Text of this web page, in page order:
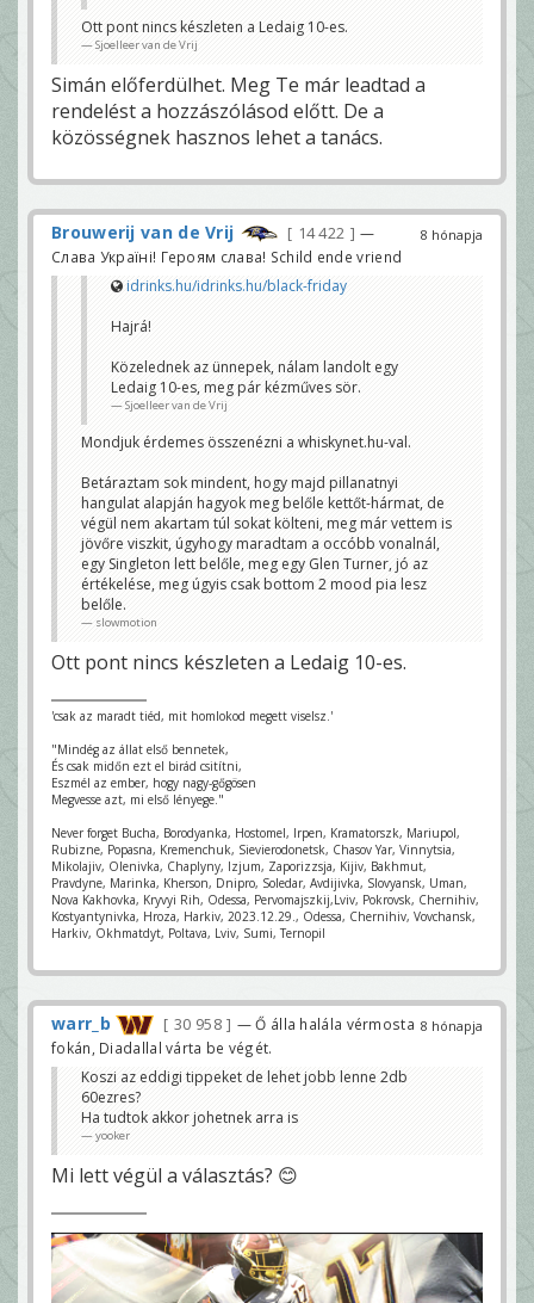
Ott pont nincs készleten a Ledaig 10-es.
Sjoelleer van de Vrij
Simán előferdülhet. Meg Te már leadtad a
rendelést a hozzászólásod előtt. De a
közösségnek hasznos lehet a tanács.
8 hónapja
Brouwerij van de Vrij 14 422
—
Слава Україні! Героям слава! Schild ende vriend
idrinks.hu/idrinks.hu/black-friday
Hajrá!
Közelednek az ünnepek, nálam landolt egy
Ledaig 10-es, meg pár kézműves sör.
Sjoelleer van de Vrij
Mondjuk érdemes összenézni a whiskynet.hu-val.
Betáraztam sok mindent, hogy majd pillanatnyi
hangulat alapján hagyok meg belőle kettőt-hármat, de
végül nem akartam túl sokat költeni, meg már vettem is
jövőre viszkit, úgyhogy maradtam a occóbb vonalnál,
egy Singleton lett belőle, meg egy Glen Turner, jó az
értékelése, meg úgyis csak bottom 2 mood pia lesz
belőle.
slowmotion
Ott pont nincs készleten a Ledaig 10-es.
'csak az maradt tiéd, mit homlokod megett viselsz.'
"Mindég az állat első bennetek,
És csak midőn ezt el birád csitítni,
Eszmél az ember, hogy nagy-gőgösen
Megvesse azt, mi első lényege."
Never forget Bucha, Borodyanka, Hostomel, Irpen, Kramatorszk, Mariupol,
Rubizne, Popasna, Kremenchuk, Sievierodonetsk, Chasov Yar, Vinnytsia,
Mikolajiv, Olenivka, Chaplyny, Izjum, Zaporizzsja, Kijiv, Bakhmut,
Pravdyne, Marinka, Kherson, Dnipro, Soledar, Avdijivka, Slovyansk, Uman,
Nova Kakhovka, Kryvyi Rih, Odessa, Pervomajszkij,Lviv, Pokrovsk, Chernihiv,
Kostyantynivka, Hroza, Harkiv, 2023.12.29., Odessa, Chernihiv, Vovchansk,
Harkiv, Okhmatdyt, Poltava, Lviv, Sumi, Ternopil
8 hónapja
warr_b 30 958
— Ő álla halála vérmosta
fokán, Diadallal várta be végét.
Koszi az eddigi tippeket de lehet jobb lenne 2db
60ezres?
Ha tudtok akkor johetnek arra is
yooker
Mi lett végül a választás? 😊